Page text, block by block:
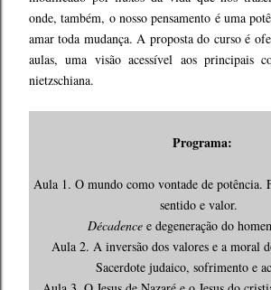
onde, também, o nosso pensamento é uma
amar toda mudança. A proposta do curso é
aulas, uma visão acessível aos principais
nietzschiana.
Programa:
Aula 1. O mundo como vontade de potência.
sentido e valor.
Décadencee degeneração do
Aula 2. A inversão dos valores e a moral
Sacerdote judaico, sofrimento e